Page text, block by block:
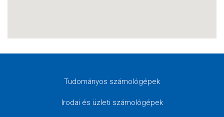
Tudományos számológépek
Irodai és üzleti számológépek